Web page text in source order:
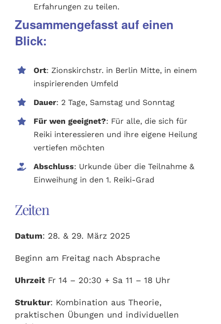
Erfahrungen zu teilen.
Zusammengefasst auf einen
Blick:
Ort: Zionskirchstr. in Berlin Mitte, in einem
inspirierenden Umfeld
Dauer: 2 Tage, Samstag und Sonntag
Für wen geeignet?: Für alle, die sich für
Reiki interessieren und ihre eigene Heilung
vertiefen möchten
Abschluss: Urkunde über die Teilnahme &
Einweihung in den 1. Reiki-Grad
Zeiten
Datum: 28. & 29. März 2025
Beginn am Freitag nach Absprache
UhrzeitFr 14 – 20:30 + Sa 11 – 18 Uhr
Struktur: Kombination aus Theorie,
praktischen Übungen und individuellen